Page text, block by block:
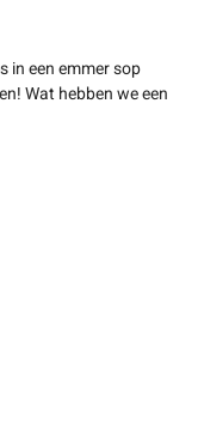
in een emmer sop
Wat hebben we een